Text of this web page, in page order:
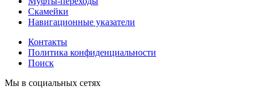
Скамейки
Навигационные указатели
Контакты
Политика конфиденциальности
Поиск
Мы в социальных сетях